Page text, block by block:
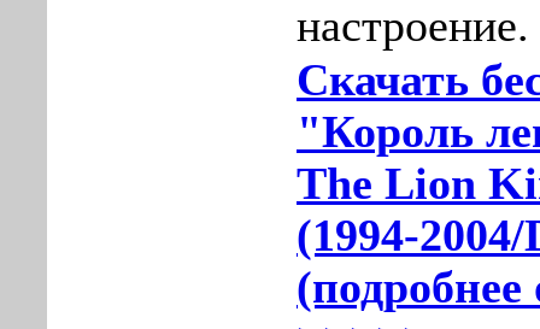
настроение.
Скачать
"Король
The Lion
(1994-
(подробнее